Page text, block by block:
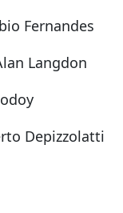
Fernandes
Langdon
Depizzolatti